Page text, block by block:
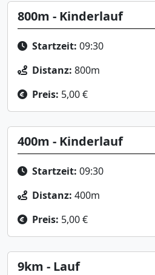
800m - Kinderlauf
Startzeit: 09:30
Distanz: 800m
Preis: 5,00 €
400m - Kinderlauf
Startzeit: 09:30
Distanz: 400m
Preis: 5,00 €
9km - Lauf